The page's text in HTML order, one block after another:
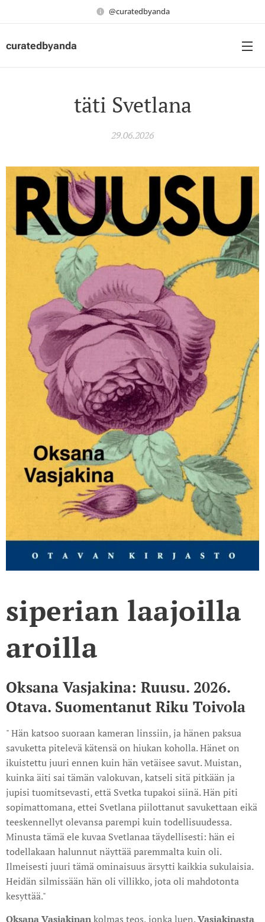
@curatedbyanda
curatedbyanda
täti Svetlana
29.06.2026
siperian laajoilla
aroilla
Oksana Vasjakina: Ruusu. 2026.
Otava. Suomentanut Riku Toivola
" Hän katsoo suoraan kameran linssiin, ja hänen paksua
savuketta pitelevä kätensä on hiukan koholla. Hänet on
ikuistettu juuri ennen kuin hän vetäisee savut. Muistan,
kuinka äiti sai tämän valokuvan, katseli sitä pitkään ja
jupisi tuomitsevasti, että Svetka tupakoi siinä. Hän piti
sopimattomana, ettei Svetlana piilottanut savukettaan eikä
teeskennellyt olevansa parempi kuin todellisuudessa.
Minusta tämä ele kuvaa Svetlanaa täydellisesti: hän ei
todellakaan halunnut näyttää paremmalta kuin oli.
Ilmeisesti juuri tämä ominaisuus ärsytti kaikkia sukulaisia.
Heidän silmissään hän oli villikko, jota oli mahdotonta
kesyttää."
Oksana Vasjakinankolmas teos, jonka luen.Vasjakinasta